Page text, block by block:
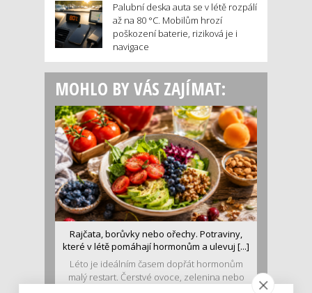
Palubní deska auta se v létě rozpálí
až na 80 °C. Mobilům hrozí
poškození baterie, riziková je i
navigace
MOHLO BY VÁS ZAJÍMAT:
Rajčata, borůvky nebo ořechy. Potraviny,
které v létě pomáhají hormonům a ulevuj [...]
Léto je ideálním časem dopřát hormonům
malý restart. Čerstvé ovoce, zelenina nebo